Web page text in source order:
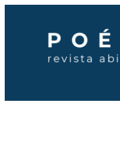
contenido